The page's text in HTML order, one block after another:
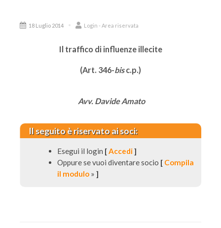
18 Luglio 2014 Login - Area riservata
Il traffico di influenze illecite
(Art. 346-bisc.p.)
Avv. Davide Amato
Il seguito è riservato ai soci:
Esegui il login [Accedi]
Oppure se vuoi diventare socio [ Compila
il modulo » ]